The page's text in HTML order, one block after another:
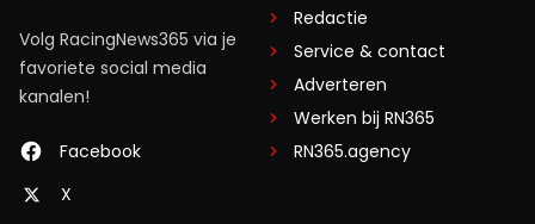
Volg RacingNews365 via je
favoriete social media
kanalen!
Facebook
X
Redactie
Service & contact
Adverteren
Werken bij RN365
RN365.agency